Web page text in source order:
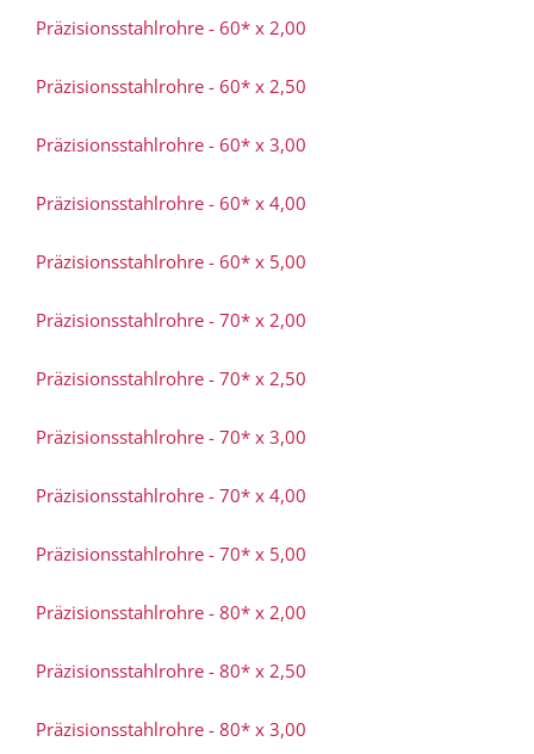
Präzisionsstahlrohre - 60* x 2,00
Präzisionsstahlrohre - 60* x 2,50
Präzisionsstahlrohre - 60* x 3,00
Präzisionsstahlrohre - 60* x 4,00
Präzisionsstahlrohre - 60* x 5,00
Präzisionsstahlrohre - 70* x 2,00
Präzisionsstahlrohre - 70* x 2,50
Präzisionsstahlrohre - 70* x 3,00
Präzisionsstahlrohre - 70* x 4,00
Präzisionsstahlrohre - 70* x 5,00
Präzisionsstahlrohre - 80* x 2,00
Präzisionsstahlrohre - 80* x 2,50
Präzisionsstahlrohre - 80* x 3,00